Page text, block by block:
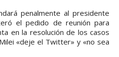
penalmente al presidente
el pedido de reunión para
en la resolución de los casos
«deje el Twitter» y «no sea